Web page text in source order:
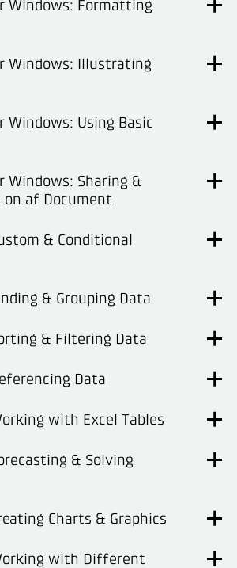
Windows: Formatting
Windows: Illustrating
Windows: Using Basic
Windows: Sharing &
on af Document
& Conditional
& Grouping Data
& Filtering Data
Data
with Excel Tables
& Solving
Charts & Graphics
with Different